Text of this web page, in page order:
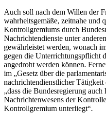
Auch soll nach dem Willen der
wahrheitsgemäße, zeitnahe und
Kontrollgremiums durch
Nachrichtendienste unter
gewährleistet werden, wonach
gegen die Unterrichtungspflicht
angedroht werden können.
im „Gesetz über die
nachrichtendienstlicher
„dass die Bundesregierung
Nachrichtenwesens der
Kontrollgremium unterliegt“.